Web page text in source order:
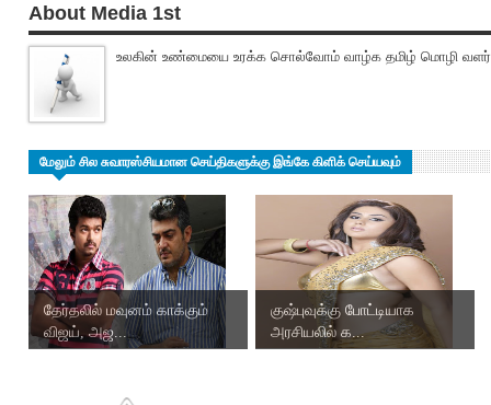
About Media 1st
உலகின் உண்மையை உரக்க சொல்வோம் வாழ்க தமிழ் மொழி
மேலும் சில சுவாரஸ்சியமான செய்திகளுக்கு இங்கே கிளிக் செய்யவும்
தேர்தலில் மவுனம் காக்கும்
விஜய், அஜ...
குஷ்புவுக்கு போட்டியாக
அரசியலில் க...